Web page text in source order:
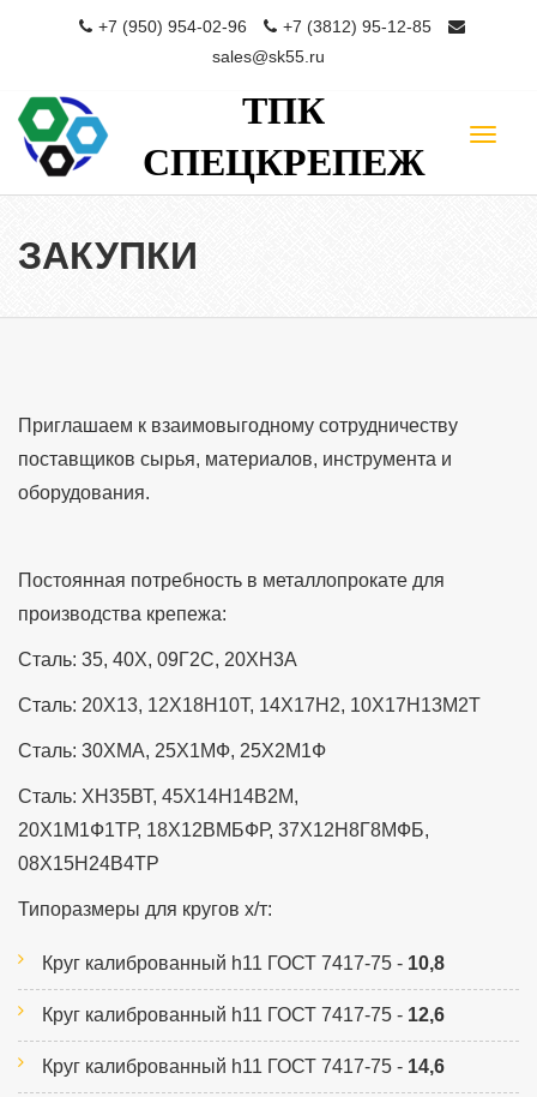
+7 (950) 954-02-96
+7 (3812) 95-12-85
sales@sk55.ru
Toggle
ТПК
СПЕЦКРЕПЕЖ
ЗАКУПКИ
Приглашаем к взаимовыгодному сотрудничеству
поставщиков сырья, материалов, инструмента и
оборудования.
Постоянная потребность в металлопрокате для
производства крепежа:
Сталь: 35, 40Х, 09Г2С, 20ХН3А
Сталь: 20Х13, 12Х18Н10Т, 14Х17Н2, 10Х17Н13М2Т
Сталь: 30ХМА, 25Х1МФ, 25Х2М1Ф
Сталь: ХН35ВТ, 45Х14Н14В2М,
20Х1М1Ф1ТР, 18Х12ВМБФР, 37Х12Н8Г8МФБ,
08Х15Н24В4ТР
Типоразмеры для кругов х/т:
Круг калиброванный h11 ГОСТ 7417-75 - 10,8
Круг калиброванный h11 ГОСТ 7417-75 - 12,6
Круг калиброванный h11 ГОСТ 7417-75 - 14,6